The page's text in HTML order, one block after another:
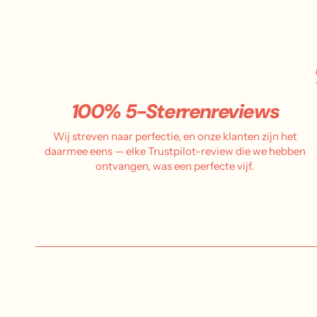
100% 5-Sterrenreviews
Wij streven naar perfectie, en onze klanten zijn het
daarmee eens — elke Trustpilot-review die we hebben
ontvangen, was een perfecte vijf.